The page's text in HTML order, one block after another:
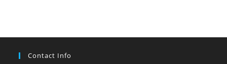
Contact Info